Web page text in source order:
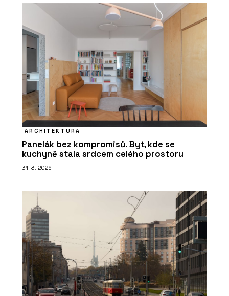
ARCHITEKTURA
Panelák bez kompromisů. Byt, kde se
kuchyně stala srdcem celého prostoru
31. 3. 2026